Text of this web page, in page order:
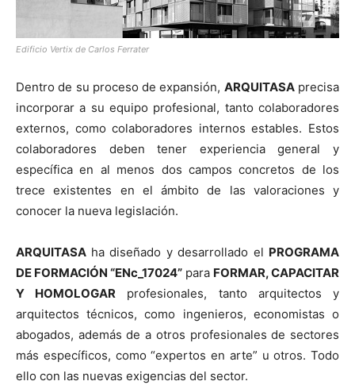
Edificio Vertix de Carlos Ferrater
Dentro de su proceso de expansión, ARQUITASAprecisa
incorporar a su equipo profesional, tanto colaboradores
externos, como colaboradores internos estables. Estos
colaboradores deben tener experiencia general y
específica en al menos dos campos concretos de los
trece existentes en el ámbito de las valoraciones y
conocer la nueva legislación.
ARQUITASA ha diseñado y desarrollado el PROGRAMA
DE FORMACIÓN “ENc_17024” para FORMAR, CAPACITAR
Y HOMOLOGAR profesionales, tanto arquitectos y
arquitectos técnicos, como ingenieros, economistas o
abogados, además de a otros profesionales de sectores
más específicos, como “expertos en arte” u otros. Todo
ello con las nuevas exigencias del sector.